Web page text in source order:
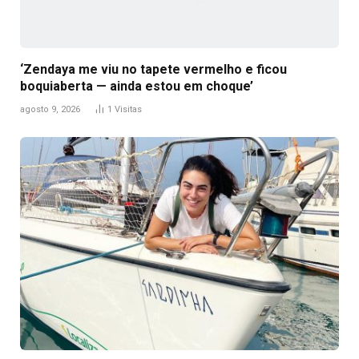
‘Zendaya me viu no tapete vermelho e ficou
boquiaberta — ainda estou em choque’
agosto 9, 2026 1 Visitas